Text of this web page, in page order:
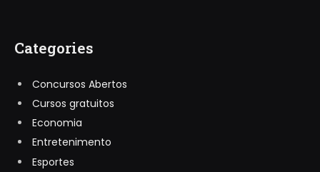
Categories
Concursos Abertos
Cursos gratuitos
Economia
Entretenimento
Esportes